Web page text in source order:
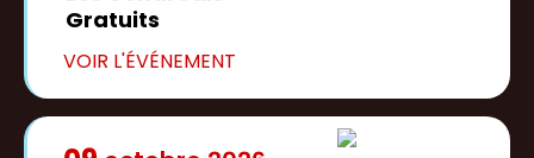
Gratuits